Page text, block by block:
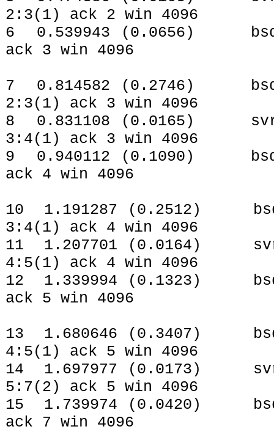
2:3(1) ack 2 win 4096
6 0.539943 (0.0656)
ack 3 win 4096
7 0.814582 (0.2746)
2:3(1) ack 3 win 4096
8 0.831108 (0.0165)
3:4(1) ack 3 win 4096
9 0.940112 (0.1090)
ack 4 win 4096
10 1.191287 (0.2512)
3:4(1) ack 4 win 4096
11 1.207701 (0.0164)
4:5(1) ack 4 win 4096
12 1.339994 (0.1323)
ack 5 win 4096
13 1.680646 (0.3407)
4:5(1) ack 5 win 4096
14 1.697977 (0.0173)
5:7(2) ack 5 win 4096
15 1.739974 (0.0420)
ack 7 win 4096